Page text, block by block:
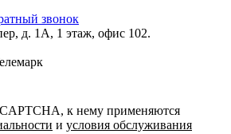
звонок
д. 1А, 1 этаж, офис 102.
к нему применяются
и условия обслуживания